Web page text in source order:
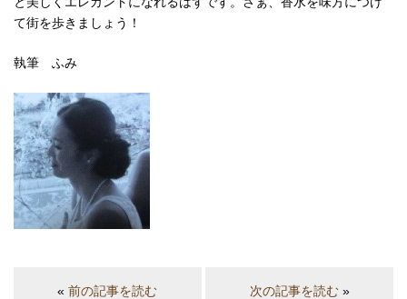
て街を歩きましょう！
執筆 ふみ
«前の記事を読む 次の記事を読む»